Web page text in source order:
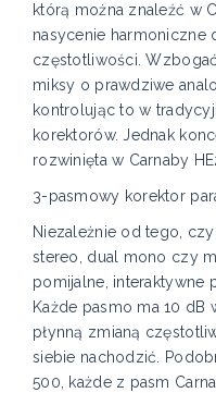
którą można znaleźć w
nasycenie harmoniczne
częstotliwości.
miksy o prawdziwe
kontrolując to w
korektorów. Jednak
rozwinięta w Carnaby
3-pasmowy korektor
Niezależnie od tego,
stereo, dual mono czy
pomijalne, interaktywne
Każde pasmo ma 10
płynną zmianą
siebie nachodzić.
500, każde z pasm